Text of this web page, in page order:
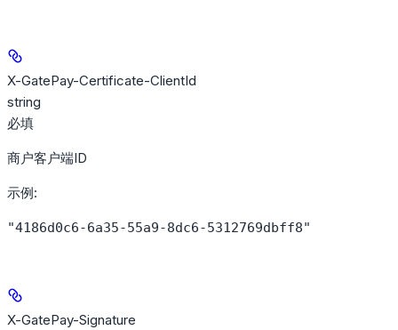
X-GatePay-Certificate-ClientId
string
必填
商户客户端ID
示例:
"4186d0c6-6a35-55a9-8dc6-5312769dbff8"
X-GatePay-Signature